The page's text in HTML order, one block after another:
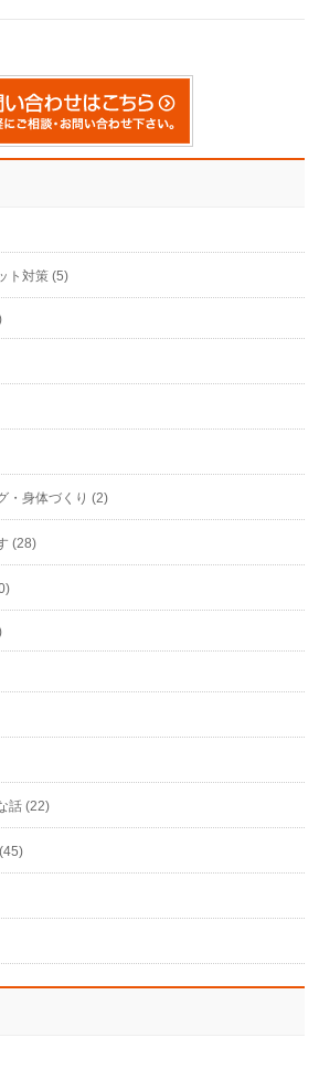
ト対策 (5)
・身体づくり (2)
(28)
話 (22)